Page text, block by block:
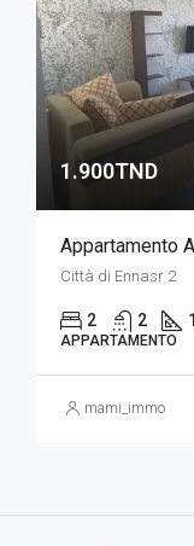
1.900TND
Appartamento
Città di Ennasr 2
2 2
APPARTAMENTO
mami_immo